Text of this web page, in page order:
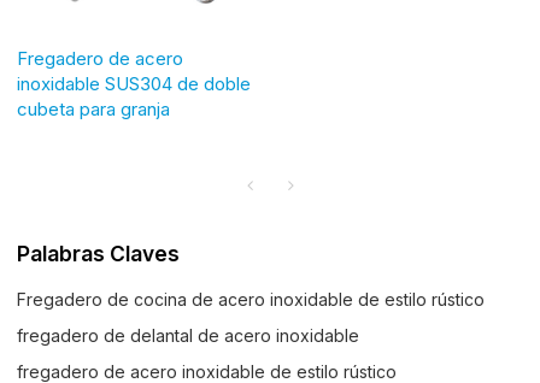
Fregadero de acero
inoxidable SUS304 de doble
cubeta para granja
Palabras Claves
Fregadero de cocina de acero inoxidable de estilo rústico
fregadero de delantal de acero inoxidable
fregadero de acero inoxidable de estilo rústico